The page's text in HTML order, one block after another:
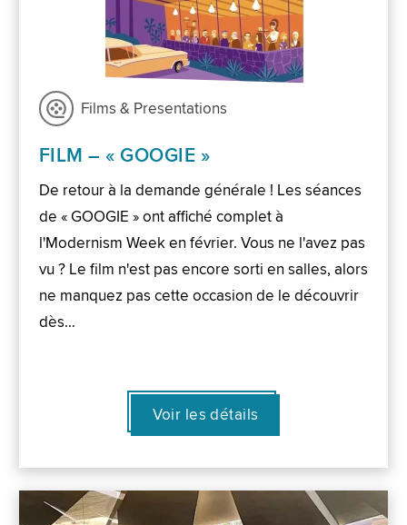
Films & Presentations
FILM – « GOOGIE »
De retour à la demande générale ! Les séances
de « GOOGIE » ont affiché complet à
l'Modernism Week en février. Vous ne l'avez pas
vu ? Le film n'est pas encore sorti en salles, alors
ne manquez pas cette occasion de le découvrir
dès…
Voir les détails